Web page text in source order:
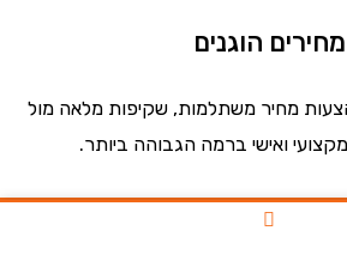
הוגנים
מחיר משתלמות, שקיפות מלאה מול
ואישי ברמה הגבוהה ביותר.